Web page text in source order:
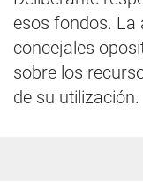
esos fondos. La
concejales
sobre los
de su utilización.